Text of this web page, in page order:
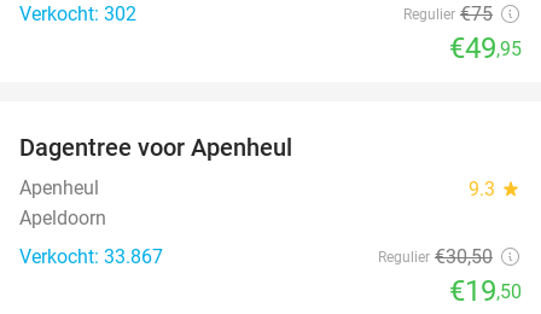
Verkocht: 302
Regulier €75
€49,95
Dagentree voor Apenheul
Apenheul 9.3 star
Apeldoorn
Verkocht: 33.867
Regulier €30,50
€19,50